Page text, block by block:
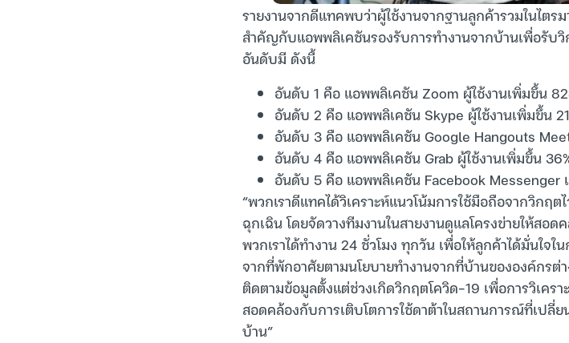
รายงานจากดีแทคพบว่าผู้ใช้งานจากฐานลูกค้ารวมในไต
สำคัญกับแอพพลิเคชันรองรับการทำงานจากบ้านเพื่อรับ
อันดับมี ดังนี้
อันดับ 1 คือ แอพพลิเคชัน Zoom ผู้ใช้งานเพิ่มขึ้น
อันดับ 2 คือ แอพพลิเคชัน Skype ผู้ใช้งานเพิ่มขึ้น
อันดับ 3 คือ แอพพลิเคชัน Google Hangouts
อันดับ 4 คือ แอพพลิเคชัน Grab ผู้ใช้งานเพิ่มขึ้น
อันดับ 5 คือ แอพพลิเคชัน Facebook Messenger
“พวกเราดีแทคได้วิเคราะห์แนวโน้มการใช้มือถือจากวิกฤ
ฉุกเฉิน โดยจัดวางทีมงานในสายงานดูแลโครงข่ายให้ส
พวกเราได้ทำงาน 24 ชั่วโมง ทุกวัน เพื่อให้ลูกค้าได้มั่นใจใ
จากที่พักอาศัยตามนโยบายทำงานจากที่บ้านขององค์กรต่
ติดตามข้อมูลตั้งแต่ช่วงเกิดวิกฤตโควิด-19 เพื่อการวิเคร
สอดคล้องกับการเติบโตการใช้ดาต้าในสถานการณ์ที่เปลี่
บ้าน”